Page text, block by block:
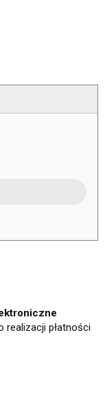
realizacji płatności